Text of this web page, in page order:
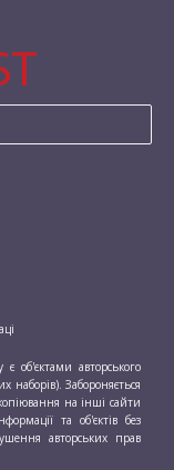
об'єктами авторського
наборів). Забороняється
на інші сайти
та об'єктів без
авторських прав